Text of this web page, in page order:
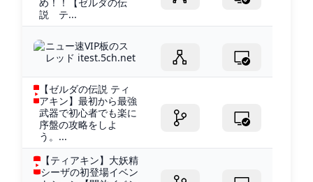
説 テ...
ニュー速VIP板のス
レッド itest.5ch.net
【ゼルダの伝説 ティ
アキン】最初から最強
武器で初心者でも楽に
序盤の攻略をしよ
う。...
【ティアキン】大妖精
シーザの初登場イベン